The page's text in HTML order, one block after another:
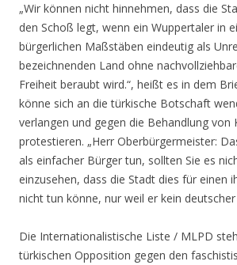
„Wir können nicht hinnehmen, dass die
den Schoß legt, wenn ein Wuppertaler in
bürgerlichen Maßstäben eindeutig als
bezeichnenden Land ohne
Freiheit beraubt wird.“, heißt es in dem
könne sich an die türkische Botschaft
verlangen und gegen die Behandlung von
protestieren. „Herr Oberbürgermeister:
als einfacher Bürger tun, sollten Sie es
einzusehen, dass die Stadt dies für einen
nicht tun könne, nur weil er kein
Die Internationalistische Liste / MLPD
türkischen Opposition gegen den